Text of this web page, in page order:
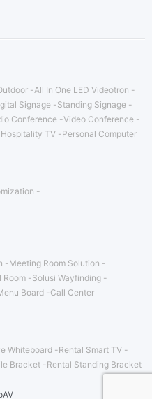
All In One LED Videotron
Signage
Standing Signage
Conference Video Conference
Hospitality TV Personal Computer
Meeting Room Solution
Room
Solusi Wayfinding
Board Call Center
Whiteboard
Rental Smart TV
Bracket Rental Standing Bracket